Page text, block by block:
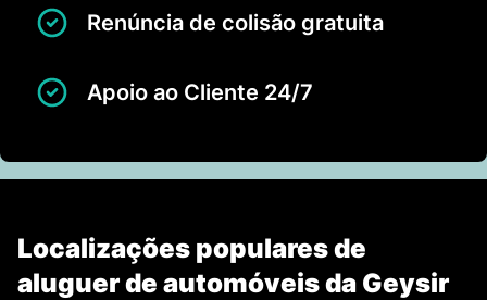
Renúncia de colisão gratuita
Apoio ao Cliente 24/7
Localizações populares de
aluguer de automóveis da Geysir